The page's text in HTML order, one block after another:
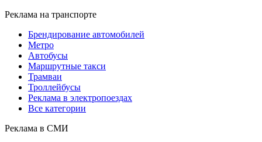
Реклама на транспорте
Брендирование автомобилей
Метро
Автобусы
Маршрутные такси
Трамваи
Троллейбусы
Реклама в электропоездах
Все категории
Реклама в СМИ